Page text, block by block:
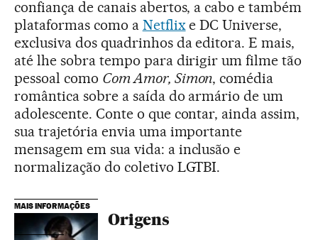
confiança de canais abertos, a cabo e também
plataformas como a Netflixe DC Universe,
exclusiva dos quadrinhos da editora. E mais,
até lhe sobra tempo para dirigir um filme tão
pessoal como Com Amor, Simon, comédia
romântica sobre a saída do armário de um
adolescente. Conte o que contar, ainda assim,
sua trajetória envia uma importante
mensagem em sua vida: a inclusão e
normalização do coletivo LGTBI.
MAIS INFORMAÇÕES
Origens